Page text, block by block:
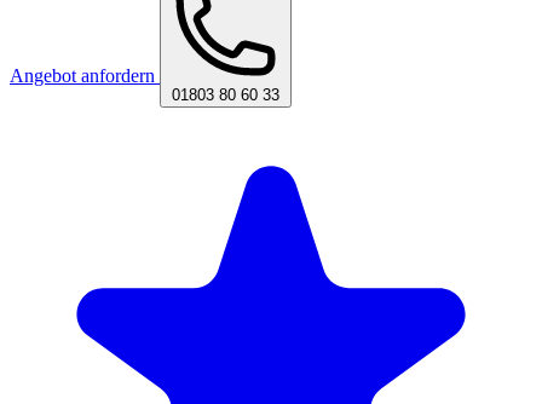
Angebot anfordern
01803 80 60 33